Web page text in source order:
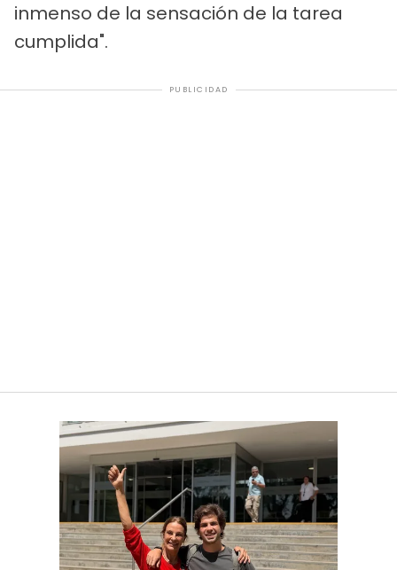
inmenso de la sensación de la tarea
cumplida".
PUBLICIDAD